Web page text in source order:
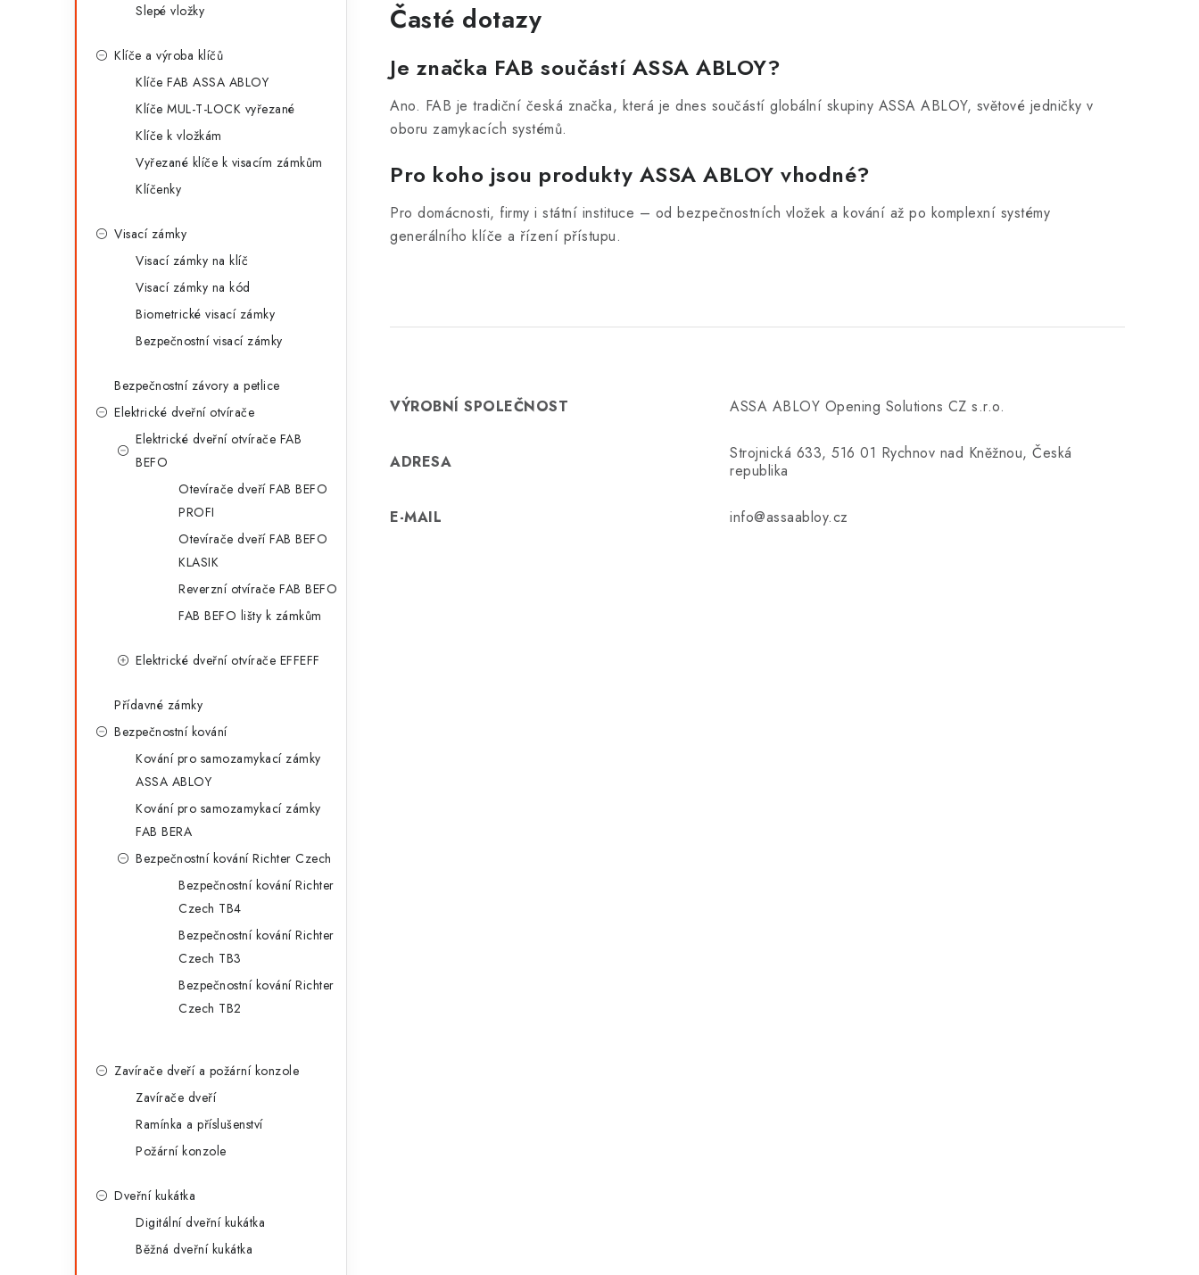
Slepé vložky
Klíče a výroba klíčů
Klíče FAB ASSA ABLOY
Klíče MUL-T-LOCK vyřezané
Klíče k vložkám
Vyřezané klíče k visacím zámkům
Klíčenky
Visací zámky
Visací zámky na klíč
Visací zámky na kód
Biometrické visací zámky
Bezpečnostní visací zámky
Bezpečnostní závory a petlice
Elektrické dveřní otvírače
Elektrické dveřní otvírače FAB
BEFO
Otevírače dveří FAB BEFO
PROFI
Otevírače dveří FAB BEFO
KLASIK
Reverzní otvírače FAB BEFO
FAB BEFO lišty k zámkům
Elektrické dveřní otvírače EFFEFF
Přídavné zámky
Bezpečnostní kování
Kování pro samozamykací zámky
ASSA ABLOY
Kování pro samozamykací zámky
FAB BERA
Bezpečnostní kování Richter Czech
Bezpečnostní kování Richter
Czech TB4
Bezpečnostní kování Richter
Czech TB3
Bezpečnostní kování Richter
Czech TB2
Zavírače dveří a požární konzole
Zavírače dveří
Ramínka a příslušenství
Požární konzole
Dveřní kukátka
Digitální dveřní kukátka
Běžná dveřní kukátka
Časté dotazy
Je značka FAB součástí ASSA ABLOY?
Ano. FAB je tradiční česká značka, která je dnes součástí globální skupiny ASSA ABLOY, světové jedničky v
oboru zamykacích systémů.
Pro koho jsou produkty ASSA ABLOY vhodné?
Pro domácnosti, firmy i státní instituce – od bezpečnostních vložek a kování až po komplexní systémy
generálního klíče a řízení přístupu.
VÝROBNÍ SPOLEČNOST ASSA ABLOY Opening Solutions CZ s.r.o.
ADRESA
Strojnická 633, 516 01 Rychnov nad Kněžnou, Česká
republika
E-MAIL info@assaabloy.cz